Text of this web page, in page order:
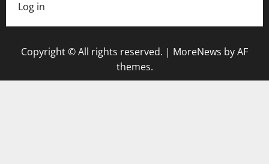
Log in
Copyright © All rights reserved. | MoreNews by AF
themes.